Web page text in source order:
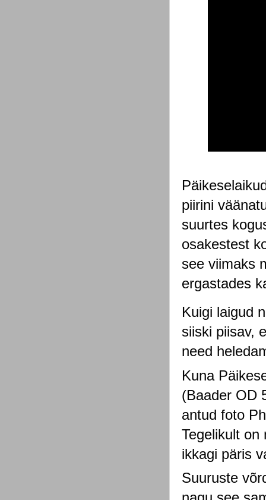
piirini
suurtes
osakestest
see viimaks
ergastades
Kuigi laigud
siiski piisav,
need
Kuna
(Baader OD
antud foto
Tegelikult on
ikkagi päris
Suuruste